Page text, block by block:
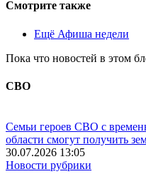
Смотрите также
Ещё Афиша недели
Пока что новостей в этом
СВО
Семьи героев СВО с
области смогут получить
30.07.2026 13:05
Новости рубрики